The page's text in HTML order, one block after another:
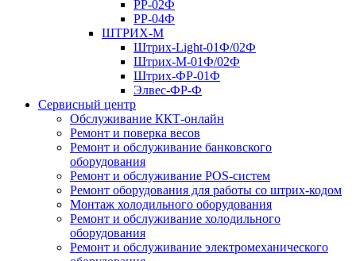
РР-02Ф
РР-04Ф
ШТРИХ-М
Штрих-Light-01Ф/02Ф
Штрих-М-01Ф/02Ф
Штрих-ФР-01Ф
Элвес-ФР-Ф
Сервисный центр
Обслуживание ККТ-онлайн
Ремонт и поверка весов
Ремонт и обслуживание банковского
оборудования
Ремонт и обслуживание POS-систем
Ремонт оборудования для работы со штрих-кодом
Монтаж холодильного оборудования
Ремонт и обслуживание холодильного
оборудования
Ремонт и обслуживание электромеханического